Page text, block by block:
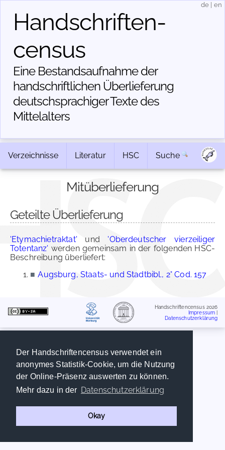
Der Handschriftencensus verwendet ein
anonymes Statistik-Cookie, um die Nutzung
der Online-Präsenz auswerten zu können.
Mehr dazu in der Datenschutzerklärung
Okay
Handschriften­
census
Eine Bestandsaufnahme der
handschriftlichen Über­lieferung
deutschsprachiger Texte des
Mittelalters
de en
Verzeichnisse Literatur HSC Suche
Mitüberlieferung
Geteilte Überlieferung
'Etymachietraktat' und 'Oberdeutscher vierzeiliger
Totentanz' werden gemeinsam in der folgenden HSC-
Beschreibung überliefert:
■ Augsburg, Staats- und Stadtbibl., 2° Cod. 157
Handschriftencensus 2026
Impressum
Datenschutzerklärung